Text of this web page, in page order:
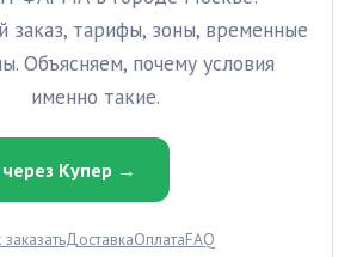
заказ, тарифы, зоны, временные
Объясняем, почему условия
именно такие.
через Купер →
заказатьДоставкаОплатаFAQ